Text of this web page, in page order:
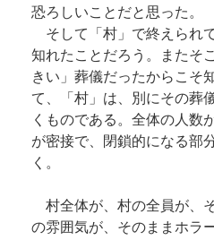
恐ろしいことだと思った。
そして「村」で終えられ
知れたことだろう。またそ
きい」葬儀だったからこそ
て、「村」は、別にその葬
くものである。全体の人数
が密接で、閉鎖的になる部
く。
村全体が、村の全員が、
の雰囲気が、そのままホラ